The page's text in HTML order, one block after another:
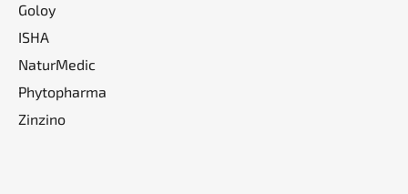
Goloy
ISHA
NaturMedic
Phytopharma
Zinzino